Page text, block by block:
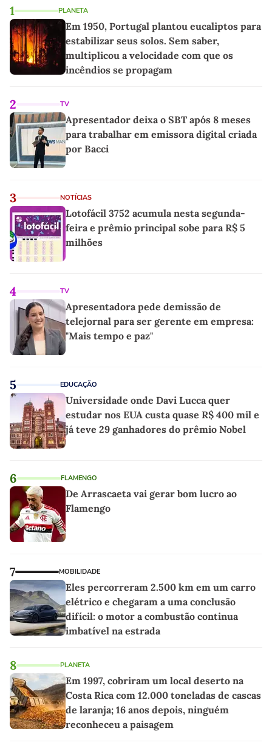
1 PLANETA
Em 1950, Portugal plantou eucaliptos para
estabilizar seus solos. Sem saber,
multiplicou a velocidade com que os
incêndios se propagam
2 TV
Apresentador deixa o SBT após 8 meses
para trabalhar em emissora digital criada
por Bacci
3 NOTÍCIAS
Lotofácil 3752 acumula nesta segunda-
feira e prêmio principal sobe para R$ 5
milhões
4 TV
Apresentadora pede demissão de
telejornal para ser gerente em empresa:
"Mais tempo e paz"
5 EDUCAÇÃO
Universidade onde Davi Lucca quer
estudar nos EUA custa quase R$ 400 mil e
já teve 29 ganhadores do prêmio Nobel
6 FLAMENGO
De Arrascaeta vai gerar bom lucro ao
Flamengo
7 MOBILIDADE
Eles percorreram 2.500 km em um carro
elétrico e chegaram a uma conclusão
difícil: o motor a combustão continua
imbatível na estrada
8 PLANETA
Em 1997, cobriram um local deserto na
Costa Rica com 12.000 toneladas de cascas
de laranja; 16 anos depois, ninguém
reconheceu a paisagem